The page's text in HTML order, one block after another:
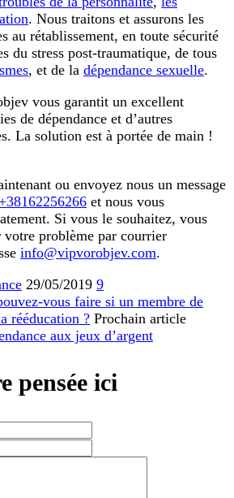
. Nous traitons et assurons les
au rétablissement, en toute sécurité
du stress post-traumatique, de tous
, et de la dépendance sexuelle.
vous garantit un excellent
de dépendance et d’autres
La solution est à portée de main !
ou envoyez nous un message
et nous vous
Si vous le souhaitez, vous
votre problème par courrier
info@vipvorobjev.com.
29/05/2019 9
vous faire si un membre de
rééducation ? Prochain article
aux jeux d’argent
pensée ici